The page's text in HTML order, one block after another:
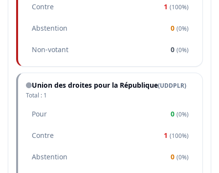
Contre 1 (100%)
Abstention 0 (0%)
Non-votant 0 (0%)
Union des droites pour la République(UDDPLR)
Total : 1
Pour 0 (0%)
Contre 1 (100%)
Abstention 0 (0%)